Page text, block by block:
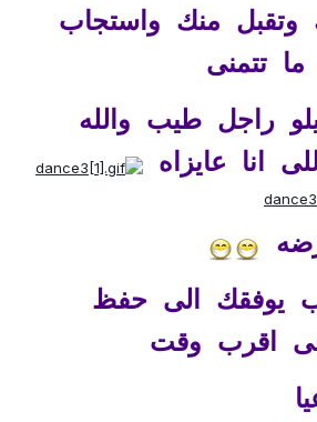
وتقبل منك واستجاب
تتمنى
راجل طيب والله
انا عايزاه
يوفقك الى حفظ
فى اقرب وقت